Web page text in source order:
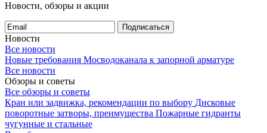
Новости, обзоры и акции
Подписаться
Новости
Все новости
Новые требования Мосводоканала к запорной арматуре
Все новости
Обзоры и советы
Все обзоры и советы
Кран или задвижка, рекомендации по выбору Дисковые
поворотные затворы, преимущества Пожарные гидранты
чугунные и стальные